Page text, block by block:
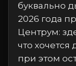
буквально
2026 года
Центрум:
что хочется
при этом